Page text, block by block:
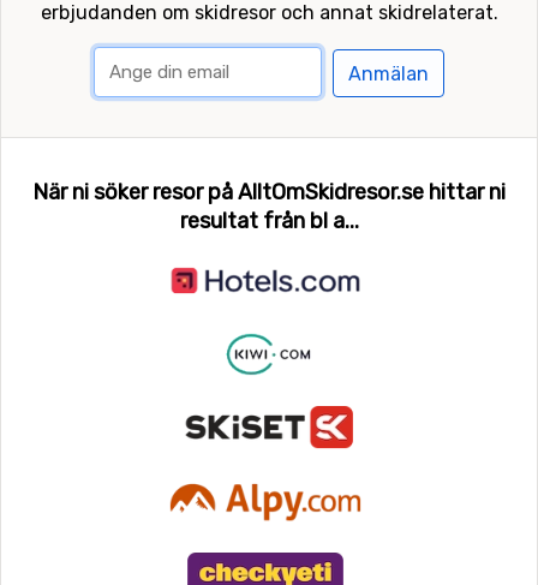
erbjudanden om skidresor och annat skidrelaterat.
Anmälan
När ni söker resor på AlltOmSkidresor.se hittar ni
resultat från bl a...